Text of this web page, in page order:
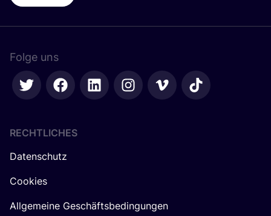
Folge uns
RECHTLICHES
Datenschutz
Cookies
Allgemeine Geschäftsbedingungen